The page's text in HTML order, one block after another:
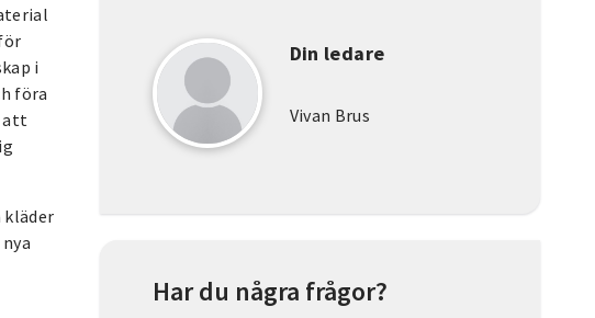
i
föra
att
Din ledare
Vivan Brus
Har du några frågor?